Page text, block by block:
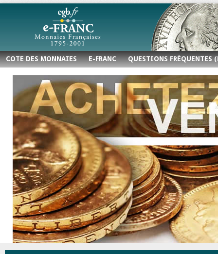
COTE DES MONNAIES E-FRANC QUESTIONS FRÉQUENTES